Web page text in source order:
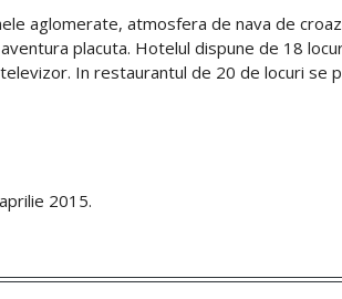
aglomerate, atmosfera de nava de
placuta. Hotelul dispune de 18
In restaurantul de 20 de locuri se
2015.